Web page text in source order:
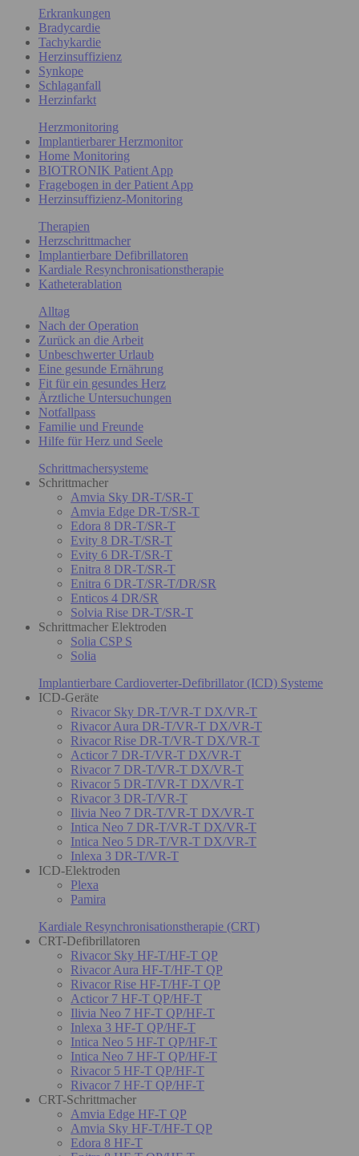
Erkrankungen
Bradycardie
Tachykardie
Herzinsuffizienz
Synkope
Schlaganfall
Herzinfarkt
Herzmonitoring
Implantierbarer Herzmonitor
Home Monitoring
BIOTRONIK Patient App
Fragebogen in der Patient App
Herzinsuffizienz-Monitoring
Therapien
Herzschrittmacher
Implantierbare Defibrillatoren
Kardiale Resynchronisationstherapie
Katheterablation
Alltag
Nach der Operation
Zurück an die Arbeit
Unbeschwerter Urlaub
Eine gesunde Ernährung
Fit für ein gesundes Herz
Ärztliche Untersuchungen
Notfallpass
Familie und Freunde
Hilfe für Herz und Seele
Schrittmachersysteme
Schrittmacher
Amvia Sky DR-T/SR-T
Amvia Edge DR-T/SR-T
Edora 8 DR-T/SR-T
Evity 8 DR-T/SR-T
Evity 6 DR-T/SR-T
Enitra 8 DR-T/SR-T
Enitra 6 DR-T/SR-T/DR/SR
Enticos 4 DR/SR
Solvia Rise DR-T/SR-T
Schrittmacher Elektroden
Solia CSP S
Solia
Implantierbare Cardioverter-Defibrillator (ICD) Systeme
ICD-Geräte
Rivacor Sky DR-T/VR-T DX/VR-T
Rivacor Aura DR-T/VR-T DX/VR-T
Rivacor Rise DR-T/VR-T DX/VR-T
Acticor 7 DR-T/VR-T DX/VR-T
Rivacor 7 DR-T/VR-T DX/VR-T
Rivacor 5 DR-T/VR-T DX/VR-T
Rivacor 3 DR-T/VR-T
Ilivia Neo 7 DR-T/VR-T DX/VR-T
Intica Neo 7 DR-T/VR-T DX/VR-T
Intica Neo 5 DR-T/VR-T DX/VR-T
Inlexa 3 DR-T/VR-T
ICD-Elektroden
Plexa
Pamira
Kardiale Resynchronisationstherapie (CRT)
CRT-Defibrillatoren
Rivacor Sky HF-T/HF-T QP
Rivacor Aura HF-T/HF-T QP
Rivacor Rise HF-T/HF-T QP
Acticor 7 HF-T QP/HF-T
Ilivia Neo 7 HF-T QP/HF-T
Inlexa 3 HF-T QP/HF-T
Intica Neo 5 HF-T QP/HF-T
Intica Neo 7 HF-T QP/HF-T
Rivacor 5 HF-T QP/HF-T
Rivacor 7 HF-T QP/HF-T
CRT-Schrittmacher
Amvia Edge HF-T QP
Amvia Sky HF-T/HF-T QP
Edora 8 HF-T